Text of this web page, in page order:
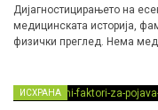
Дијагностицирањето на
медицинската историја,
физички преглед. Нема
ИСХРАНА